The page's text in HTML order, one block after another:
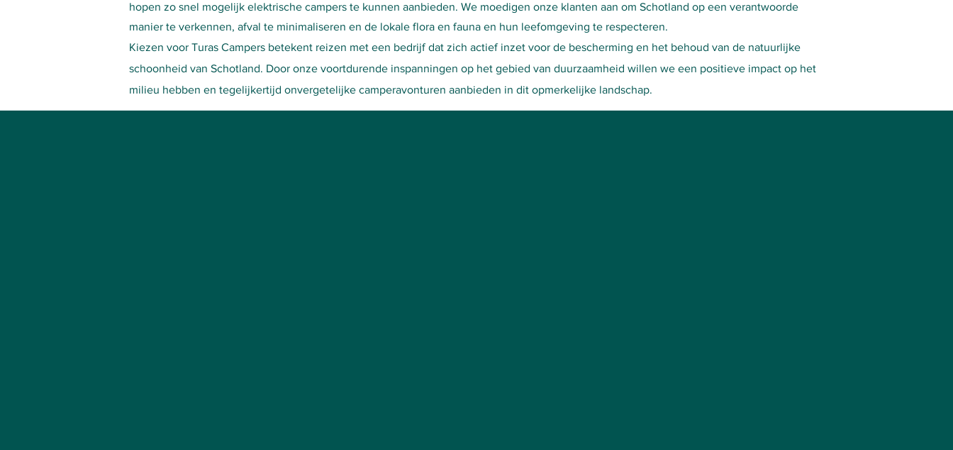
hopen zo snel mogelijk elektrische campers te kunnen aanbieden. We moedigen onze klanten aan om Schotland op een verantwoorde
manier te verkennen, afval te minimaliseren en de lokale flora en fauna en hun leefomgeving te respecteren.
Kiezen voor Turas Campers betekent reizen met een bedrijf dat zich actief inzet voor de bescherming en het behoud van de natuurlijke
schoonheid van Schotland. Door onze voortdurende inspanningen op het gebied van duurzaamheid willen we een positieve impact op het
milieu hebben en tegelijkertijd onvergetelijke camperavonturen aanbieden in dit opmerkelijke landschap.